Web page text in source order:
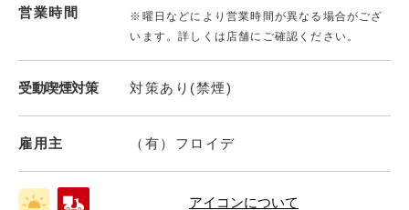
営業時間
※曜日などにより営業時間が異なる場合がござ
います。詳しくは店舗にご確認ください。
受動喫煙対策 対策あり(禁煙)
雇用主 （有）フロイデ
アイコンについて